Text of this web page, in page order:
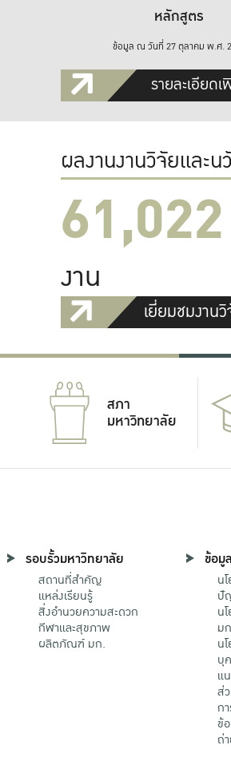
หลักสูตร
ข้อมูล ณ วันที่ 27 ตุลาคม พ.ศ.
รายละเอียด
ผลงานงานวิจัยและ
61,022
งาน
เยี่ยมชมงาน
สภา
มหาวิทยาลัย
รอบรั้วมหาวิทยาลัย
สถานที่สำคัญ
แหล่งเรียนรู้
สิ่งอำนวยความสะดวก
กีฬาและสุขภาพ
ผลิตภัณฑ์ มก.
ข้อมู
น
ปั
น
ม
น
บุ
แ
ส่
ก
ข้
ถ่